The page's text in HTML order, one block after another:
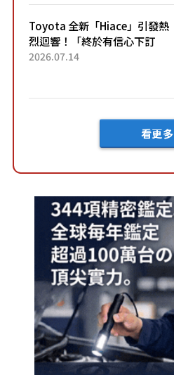
「三...
Toyota 全新「Hiace」引發熱
烈迴響！「終於有信心下訂
了！」「哪個等級交車最
車？...
2026.07.14
看更多